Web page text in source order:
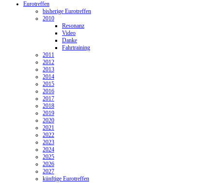
Eurotreffen
bisherige Eurotreffen
2010
Resonanz
Video
Danke
Fahrtraining
2011
2012
2013
2014
2015
2016
2017
2018
2019
2020
2021
2022
2023
2024
2025
2026
2027
künftige Eurotreffen